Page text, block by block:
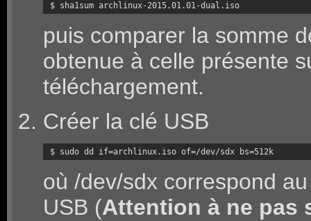
$ sha1sum archlinux-2015.01.01-dual.iso
puis comparer la somme
obtenue à celle présente
téléchargement.
Créer la clé USB
$ sudo dd if=archlinux.iso of=/dev/sdx bs=512k
où /dev/sdx correspond
USB (Attention à ne pas